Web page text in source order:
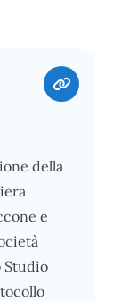
della
e
Studio